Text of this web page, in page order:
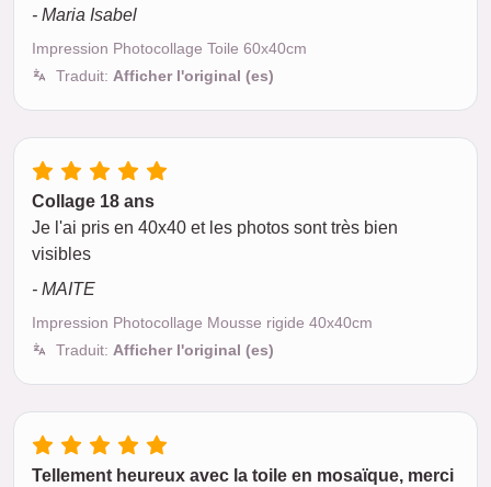
- Maria Isabel
Impression Photocollage Toile 60x40cm
Traduit: Afficher l'original (es)
Collage 18 ans
Je l'ai pris en 40x40 et les photos sont très bien
visibles
- MAITE
Impression Photocollage Mousse rigide 40x40cm
Traduit: Afficher l'original (es)
Tellement heureux avec la toile en mosaïque, merci